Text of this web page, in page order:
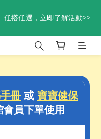
任搭任選，立即了解活動>>
碼<go88> $5,000享88
冊 或 寶寶健保
員下單使用